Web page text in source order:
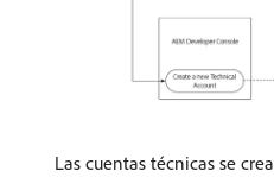
Las cuentas técnicas se